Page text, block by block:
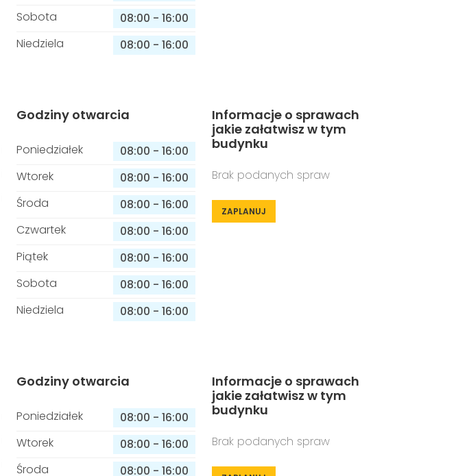
Sobota
08:00 - 16:00
Niedziela
08:00 - 16:00
Godziny otwarcia
Poniedziałek 08:00 - 16:00
Wtorek
08:00 - 16:00
Środa
08:00 - 16:00
Czwartek
08:00 - 16:00
Piątek
08:00 - 16:00
Sobota
08:00 - 16:00
Niedziela
08:00 - 16:00
Informacje o sprawach
jakie załatwisz w tym
budynku
Brak podanych spraw
ZAPLANUJ
Godziny otwarcia
Poniedziałek 08:00 - 16:00
Wtorek
08:00 - 16:00
Środa
08:00 - 16:00
Informacje o sprawach
jakie załatwisz w tym
budynku
Brak podanych spraw